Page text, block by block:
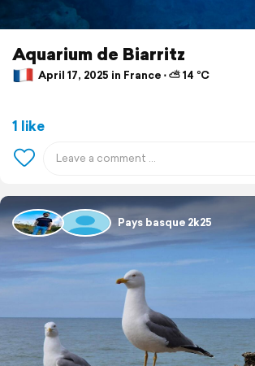
Aquarium de Biarritz
April 17, 2025 in France ⋅ ⛅ 14 °C
1 like
Pays basque 2k25